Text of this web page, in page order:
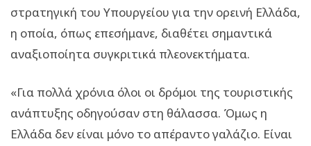
στρατηγική του Υπουργείου για την ορεινή Ελλάδα,
η οποία, όπως επεσήμανε, διαθέτει σημαντικά
αναξιοποίητα συγκριτικά πλεονεκτήματα.
«Για πολλά χρόνια όλοι οι δρόμοι της τουριστικής
ανάπτυξης οδηγούσαν στη θάλασσα. Όμως η
Ελλάδα δεν είναι μόνο το απέραντο γαλάζιο. Είναι